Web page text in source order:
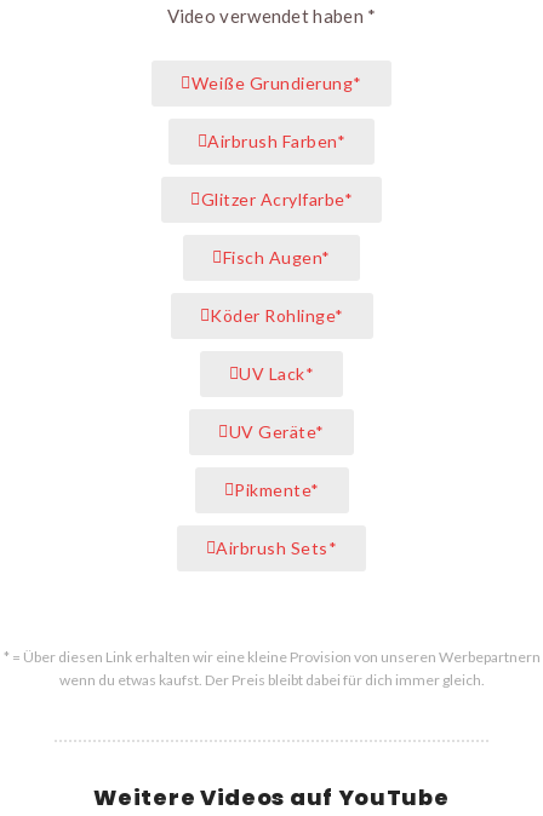
Video verwendet haben *
Weiße Grundierung*
Airbrush Farben*
Glitzer Acrylfarbe*
Fisch Augen*
Köder Rohlinge*
UV Lack*
UV Geräte*
Pikmente*
Airbrush Sets*
* = Über diesen Link erhalten wir eine kleine Provision von unseren Werbepartnern
wenn du etwas kaufst. Der Preis bleibt dabei für dich immer gleich.
Weitere Videos auf YouTube